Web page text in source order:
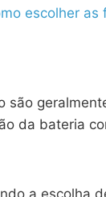
escolher as
da bateria
a escolha